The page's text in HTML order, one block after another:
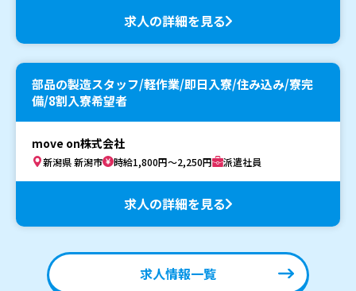
求人の詳細を見る
部品の製造スタッフ/軽作業/即日入寮/住み込み/寮完
備/8割入寮希望者
move on株式会社
新潟県 新潟市 時給1,800円～2,250円 派遣社員
求人の詳細を見る
求人情報一覧